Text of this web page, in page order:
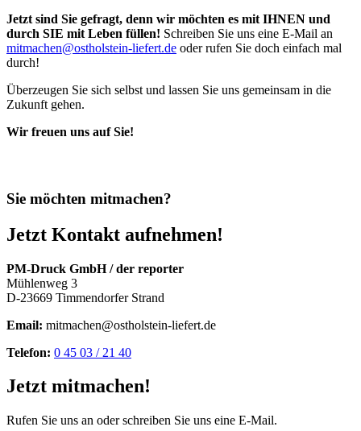
Jetzt sind Sie gefragt, denn wir möchten es mit IHNEN und
durch SIE mit Leben füllen! Schreiben Sie uns eine E-Mail an
mitmachen@ostholstein-liefert.de oder rufen Sie doch einfach mal
durch!
Überzeugen Sie sich selbst und lassen Sie uns gemeinsam in die
Zukunft gehen.
Wir freuen uns auf Sie!
Sie möchten mitmachen?
Jetzt Kontakt aufnehmen!
PM-Druck GmbH / der reporter
Mühlenweg 3
D-23669 Timmendorfer Strand
Email: mitmachen@ostholstein-liefert.de
Telefon: 0 45 03 / 21 40
Jetzt mitmachen!
Rufen Sie uns an oder schreiben Sie uns eine E-Mail.